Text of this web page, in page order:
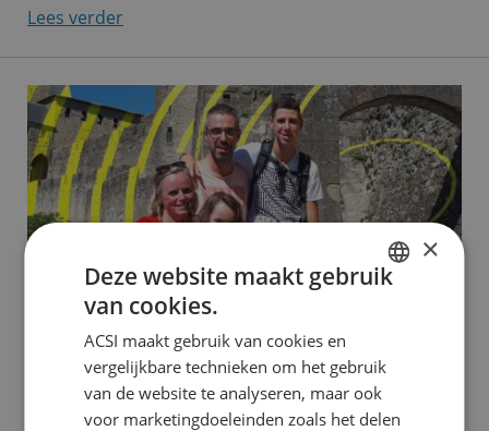
behalve een maand in een winkel, en sprak ook nog
ik bij ACSI terecht. Ik
Lees verder
ACSI PUBLISHING
Deze Franstalige Bourgondiër
staat altijd klaar voor onze
klanten
GERMAN
×
Deze website maakt gebruik
van cookies.
ACSI maakt gebruik van cookies en
vergelijkbare technieken om het gebruik
van de website te analyseren, maar ook
voor marketingdoeleinden zoals het delen